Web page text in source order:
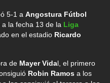
5-1 a Angostura Fútbol
a la fecha 13 de la Liga
en el estadio Ricardo
de Mayer Vidal, el primero
Robin Ramos a los